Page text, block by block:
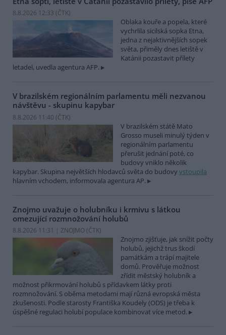
8.8.2026 12:33 (ČTK)
Oblaka kouře a popela, které
vychrlila sicilská sopka Etna,
jedna z nejaktivnějších sopek
světa, přiměly dnes letiště v
Katánii pozastavit přílety
letadel, uvedla agentura AFP.
V brazilském regionálním parlamentu měli nezvanou
návštěvu - skupinu kapybar
8.8.2026 11:40 (ČTK)
V brazilském státě Mato
Grosso museli minulý týden v
regionálním parlamentu
přerušit jednání poté, co
budovy vniklo několik
kapybar. Skupina největších hlodavců světa do budovy vstoupila
hlavním vchodem, informovala agentura AP.
Znojmo uvažuje o holubníku i krmivu s látkou
omezující rozmnožování holubů
8.8.2026 11:31 | ZNOJMO (ČTK)
Znojmo zjišťuje, jak snížit počty
holubů, jejichž trus škodí
památkám a trápí majitele
domů. Prověřuje možnost
zřídit městský holubník a
možnost přikrmování holubů s přídavkem látky proti
rozmnožování. S oběma metodami mají různá evropská města
zkušenosti. Podle starosty Františka Koudely (ODS) je třeba k
úspěšné regulaci holubí populace kombinovat více metod.